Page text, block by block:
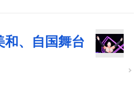
和、自国舞台